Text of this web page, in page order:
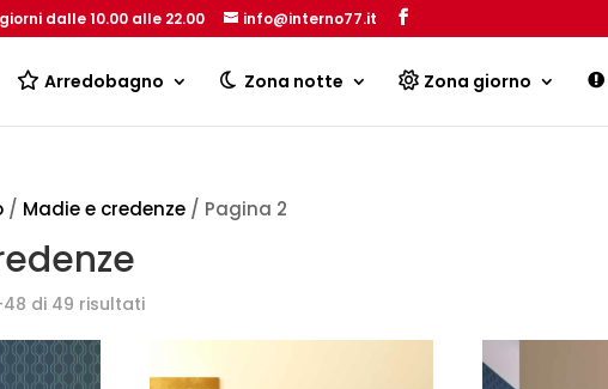
dalle 10.00 alle 22.00 info@interno77.it
Arredobagno Zona notte Zona giorno
/ Madie e credenze / Pagina 2
48 di 49 risultatiPopolarità